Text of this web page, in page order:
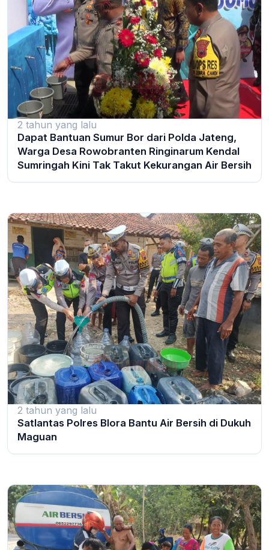
2 tahun yang lalu
Dapat Bantuan Sumur Bor dari Polda Jateng,
Warga Desa Rowobranten Ringinarum Kendal
Sumringah Kini Tak Takut Kekurangan Air Bersih
2 tahun yang lalu
Satlantas Polres Blora Bantu Air Bersih di Dukuh
Maguan